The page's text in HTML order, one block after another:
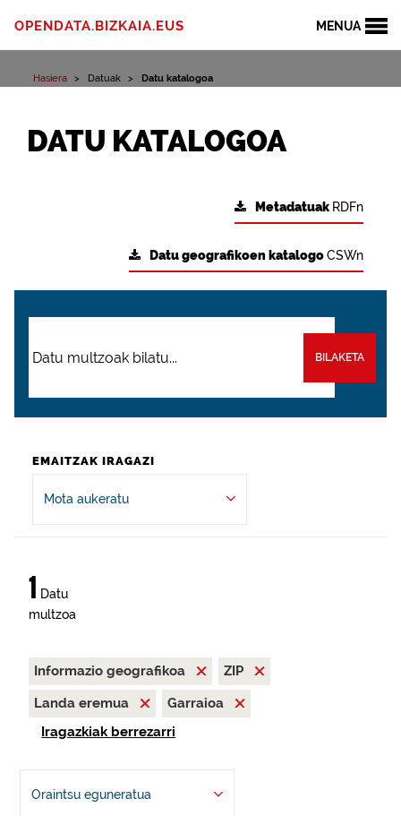
MENUA
OPENDATA.BIZKAIA.EUS
Hasiera Datuak Datu katalogoa
DATU KATALOGOA
Metadatuak RDFn
Datu geografikoen katalogoCSWn
BILAKETA
EMAITZAK IRAGAZI
Mota aukeratu
1 Datu
multzoa
Informazio geografikoa
ZIP
Landa eremua
Garraioa
Iragazkiak berrezarri
Oraintsu eguneratua